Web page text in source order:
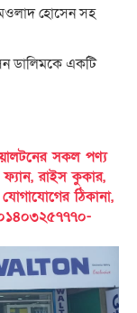
হোসেন সহ
ডালিমকে একটি
সকল পণ্য
রাইস কুকার,
ঠিকানা,